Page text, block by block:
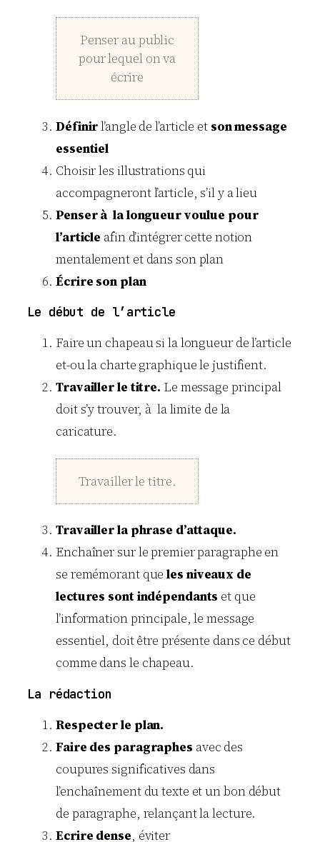
Penser au public
pour lequel on va
écrire
Définirl’angle de l’article et son message
essentiel
Choisir les illustrations qui
accompagneront l’article, s’il y a lieu
Penser à la longueur voulue pour
l’article afin d’intégrer cette notion
mentalement et dans son plan
Écrire son plan
Le début de l’article
Faire un chapeau si la longueur de l’article
et-ou la charte graphique le justifient.
Travailler le titre. Le message principal
doit s’y trouver, à la limite de la
caricature.
Travailler le titre.
Travailler la phrase d’attaque.
Enchaîner sur le premier paragraphe en
se remémorant queles niveaux de
lectures sont indépendants et que
l’information principale, le message
essentiel, doit être présente dans ce début
comme dans le chapeau.
La rédaction
Respecter le plan.
Faire des paragraphes avec des
coupures significatives dans
l’enchaînement du texte et un bon début
de paragraphe, relançant la lecture.
Ecrire dense, éviter